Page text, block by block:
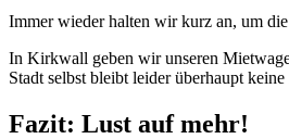
Immer wieder halten wir kurz an, um
In Kirkwall geben wir unseren
Stadt selbst bleibt leider überhaupt
Fazit: Lust auf mehr!